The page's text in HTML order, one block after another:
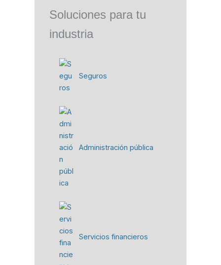
Soluciones para tu
industria
Seguros
Administración pública
Servicios financieros